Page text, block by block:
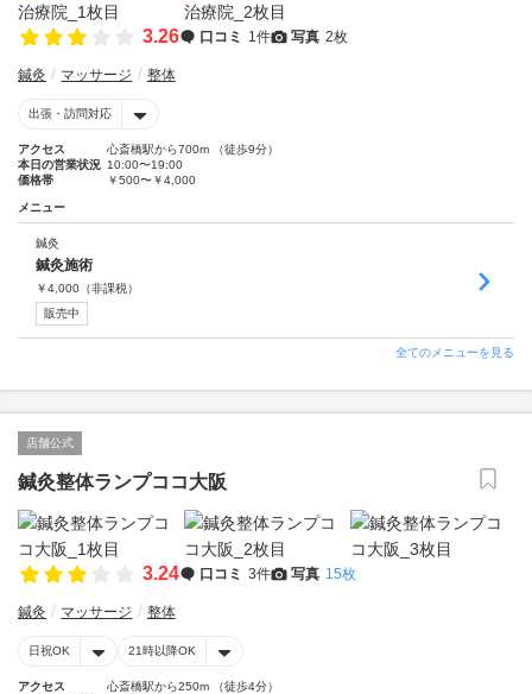
3.26 口コミ 1件 写真 2枚
鍼灸 マッサージ 整体
出張・訪問対応
アクセス
心斎橋駅から700m （徒歩9分）
本日の営業状況 10:00〜19:00
価格帯
￥500〜￥4,000
メニュー
鍼灸
鍼灸施術
￥4,000 （非課税）
販売中
全てのメニューを見る
店舗公式
鍼灸整体ランプココ大阪
3.24 口コミ 3件 写真 15枚
鍼灸 マッサージ 整体
日祝OK 21時以降OK
アクセス
心斎橋駅から250m （徒歩4分）